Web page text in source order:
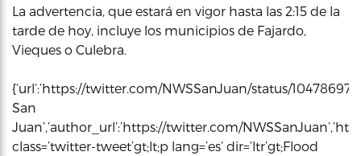
La advertencia, que estará en vigor hasta las 2:15 de la
tarde de hoy, incluye los municipios de Fajardo,
Vieques o Culebra.
{‘url’:’https://twitter.com/NWSSanJuan/status/
San
Juan’,’author_url’:’https://twitter.com/
class=’twitter-tweet’gt;lt;p lang=’es’ dir=’ltr’gt;Flood